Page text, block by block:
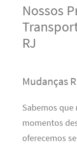
Nossos
RJ
Mudanças
Sabemos que
momentos
oferecemos